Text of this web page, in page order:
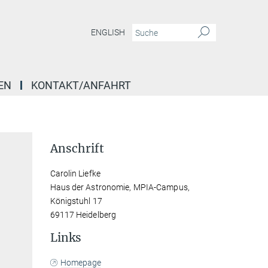
ENGLISH
KONTAKT/ANFAHRT
Anschrift
Carolin Liefke
Haus der Astronomie, MPIA-Campus,
Königstuhl 17
69117 Heidelberg
Links
Homepage